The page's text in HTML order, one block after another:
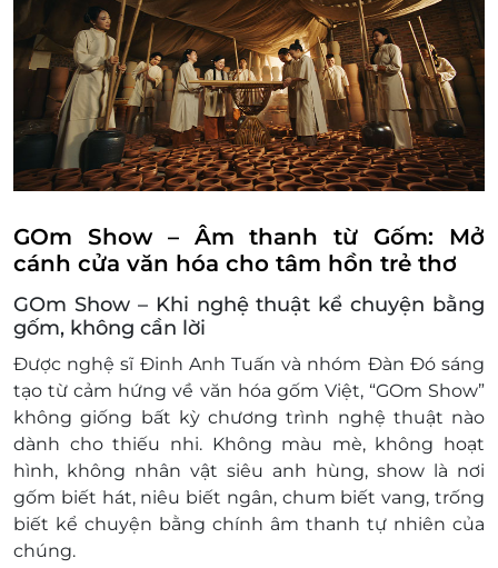
GOm Show – Âm thanh từ Gốm: Mở
cánh cửa văn hóa cho tâm hồn trẻ thơ
GOm Show – Khi nghệ thuật kể chuyện bằng
gốm, không cần lời
Được nghệ sĩ Đinh Anh Tuấn và nhóm Đàn Đósáng
tạo từ cảm hứng về văn hóa gốm Việt, “GOm Show”
không giống bất kỳ chương trình nghệ thuật nào
dành cho thiếu nhi. Không màu mè, không hoạt
hình, không nhân vật siêu anh hùng, show là nơi
gốm biết hát, niêu biết ngân, chum biết vang,trống
biết kể chuyện bằng chính âm thanh tự nhiên của
chúng.